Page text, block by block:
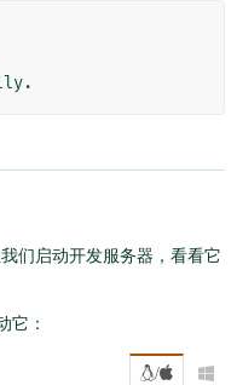
们启动开发服务器，看看它
它：
/ 